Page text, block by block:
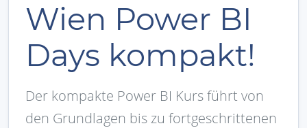
Wien Power BI
Days kompakt!
Der kompakte Power BI Kurs führt von
den Grundlagen bis zu fortgeschrittenen